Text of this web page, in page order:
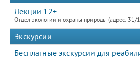
Лекции 12+
Отдел экологии и охраны природы (адрес: 31/
Экскурсии
Бесплатные экскурсии для